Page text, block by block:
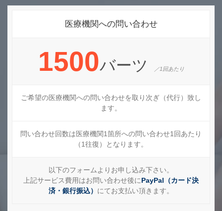
医療機関への問い合わせ
1500バーツ ／1回あたり
ご希望の医療機関への問い合わせを取り次ぎ（代行）致し
ます。
問い合わせ回数は医療機関1箇所への問い合わせ1回あたり
（1往復）となります。
以下のフォームよりお申し込み下さい。
上記サービス費用はお問い合わせ後にPayPal（カード決
済・銀行振込） にてお支払い頂きます。